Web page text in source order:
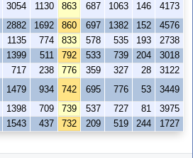
3054 1130 863 687 1063 146
4173
2882 1692 860 697 1382 152
4576
1135 774 833 578 535 193
2738
1399 511 792 533 739 204
3018
717 238 776 359 327 28
3122
1479 934 742 695 776 53
3449
1398 709 739 537 727 81
3975
1543 437 732 209 519 244 1727